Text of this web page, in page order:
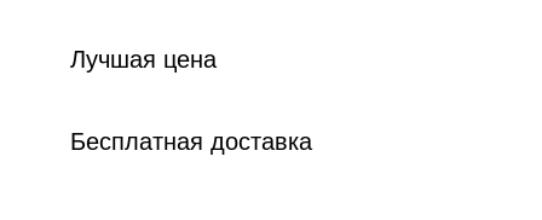
Лучшая цена
Бесплатная доставка